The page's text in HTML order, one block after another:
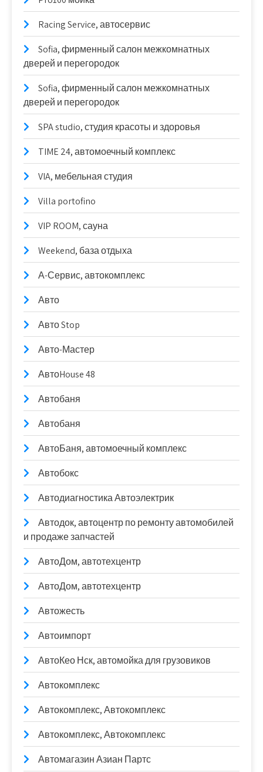
Racing Service, автосервис
Sofia, фирменный салон межкомнатных
дверей и перегородок
Sofia, фирменный салон межкомнатных
дверей и перегородок
SPA studio, студия красоты и здоровья
TIME 24, автомоечный комплекс
VIA, мебельная студия
Villa portofino
VIP ROOM, сауна
Weekend, база отдыха
А-Сервис, автокомплекс
Авто
Авто Stop
Авто-Мастер
АвтоHouse 48
Автобаня
Автобаня
АвтоБаня, автомоечный комплекс
Автобокс
Автодиагностика Автоэлектрик
Автодок, автоцентр по ремонту автомобилей
и продаже запчастей
АвтоДом, автотехцентр
АвтоДом, автотехцентр
Автожесть
Автоимпорт
АвтоКео Нск, автомойка для грузовиков
Автокомплекс
Автокомплекс, Автокомплекс
Автокомплекс, Автокомплекс
Автомагазин Азиан Партс